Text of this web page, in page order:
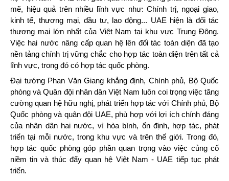
mẽ, hiệu quả trên nhiều lĩnh vực như: Chính trị, ngoại giao,
kinh tế, thương mại, đầu tư, lao động... UAE hiện là đối tác
thương mại lớn nhất của Việt Nam tại khu vực Trung Đông.
Việc hai nước nâng cấp quan hệ lên đối tác toàn diện đã tạo
nền tảng chính trị vững chắc cho hợp tác toàn diện trên tất cả
lĩnh vực, trong đó có hợp tác quốc phòng.
Đại tướng Phan Văn Giang khẳng định, Chính phủ, Bộ Quốc
phòng và Quân đội nhân dân Việt Nam luôn coi trọng việc tăng
cường quan hệ hữu nghị, phát triển hợp tác với Chính phủ, Bộ
Quốc phòng và quân đội UAE, phù hợp với lợi ích chính đáng
của nhân dân hai nước, vì hòa bình, ổn định, hợp tác, phát
triển tại mỗi nước, trong khu vực và trên thế giới. Trong đó,
hợp tác quốc phòng góp phần quan trọng vào việc củng cố
niềm tin và thúc đẩy quan hệ Việt Nam - UAE tiếp tục phát
triển.